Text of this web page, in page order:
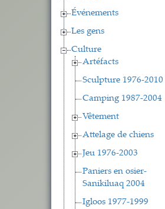
Événements
Les gens
Culture
Artéfacts
Sculpture 1976-2010
Camping 1987-2004
Vêtement
Attelage de chiens
Jeu 1976-2003
Paniers en osier-
Sanikiluaq 2004
Igloos 1977-1999